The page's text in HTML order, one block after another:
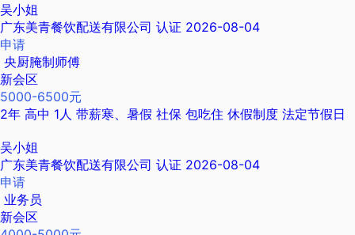
吴小姐
广东美青餐饮配送有限公司 认证 2026-08-04
申请
央厨腌制师傅
新会区
5000-6500元
2年 高中 1人 带薪寒、暑假 社保 包吃住 休假制度 法定节假日
吴小姐
广东美青餐饮配送有限公司 认证 2026-08-04
申请
业务员
新会区